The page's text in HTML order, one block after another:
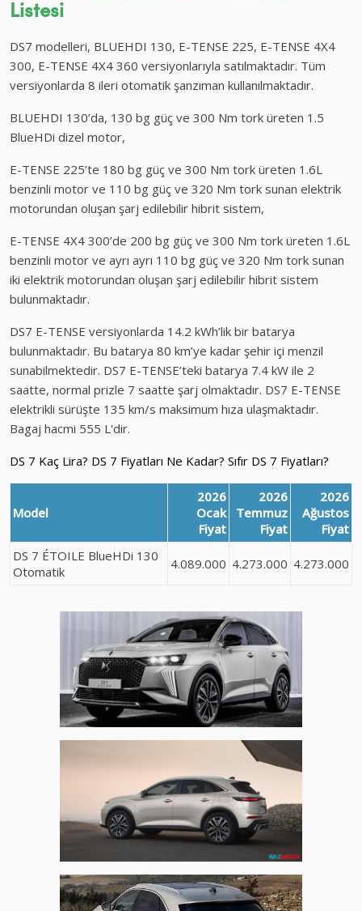
Listesi
DS7 modelleri, BLUEHDI 130, E-TENSE 225, E-TENSE 4X4
300, E-TENSE 4X4 360 versiyonlarıyla satılmaktadır. Tüm
versiyonlarda 8 ileri otomatik şanzıman kullanılmaktadır.
BLUEHDI 130’da, 130 bg güç ve 300 Nm tork üreten 1.5
BlueHDi dizel motor,
E-TENSE 225’te 180 bg güç ve 300 Nm tork üreten 1.6L
benzinli motor ve 110 bg güç ve 320 Nm tork sunan elektrik
motorundan oluşan şarj edilebilir hibrit sistem,
E-TENSE 4X4 300’de 200 bg güç ve 300 Nm tork üreten 1.6L
benzinli motor ve ayrı ayrı 110 bg güç ve 320 Nm tork sunan
iki elektrik motorundan oluşan şarj edilebilir hibrit sistem
bulunmaktadır.
DS7 E-TENSE versiyonlarda 14.2 kWh’lik bir batarya
bulunmaktadır. Bu batarya 80 km’ye kadar şehir içi menzil
sunabilmektedir. DS7 E-TENSE’teki batarya 7.4 kW ile 2
saatte, normal prizle 7 saatte şarj olmaktadır. DS7 E-TENSE
elektrikli sürüşte 135 km/s maksimum hıza ulaşmaktadır.
Bagaj hacmi 555 L'dir.
DS 7 Kaç Lira? DS 7 Fiyatları Ne Kadar? Sıfır DS 7 Fiyatları?
Model
2026
Ocak
Fiyat
2026
Temmuz
Fiyat
2026
Ağustos
Fiyat
DS 7 ÉTOILE BlueHDi 130
Otomatik
4.089.000 4.273.000 4.273.000